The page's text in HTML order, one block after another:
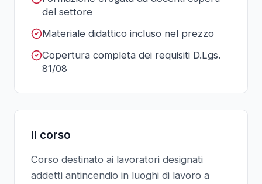
del settore
Materiale didattico incluso nel prezzo
Copertura completa dei requisiti D.Lgs.
81/08
Il corso
Corso destinato ai lavoratori designati
addetti antincendio in luoghi di lavoro a